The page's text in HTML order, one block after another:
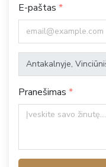
E-paštas
Pranešimas